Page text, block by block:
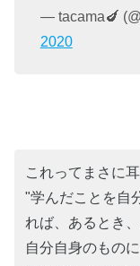
— tacama🍆
2020
これってまさに耳
"学んだことを自
れば、あるとき
自分自身のものに